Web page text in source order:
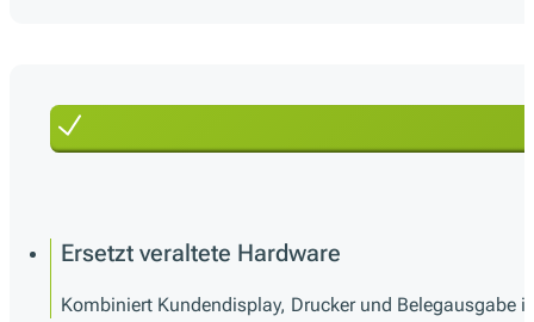
Ersetzt veraltete Hardware
Kombiniert Kundendisplay, Drucker und Belegausgabe